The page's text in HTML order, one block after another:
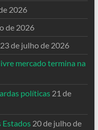
2026
de 2026
23 de julho de 2026
mercado termina na
políticas 21 de
Estados 20 de julho de